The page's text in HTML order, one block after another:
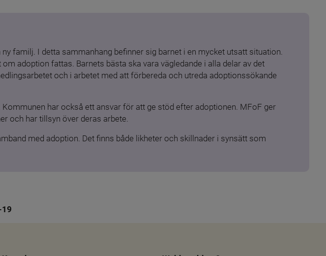
familj. I detta sammanhang befinner sig barnet i en mycket utsatt situation.
adoption fattas. Barnets bästa ska vara vägledande i alla delar av det
och i arbetet med att förbereda och utreda adoptionssökande
har också ett ansvar för att ge stöd efter adoptionen. MFoF ger
och har tillsyn över deras arbete.
med adoption. Det finns både likheter och skillnader i synsätt som